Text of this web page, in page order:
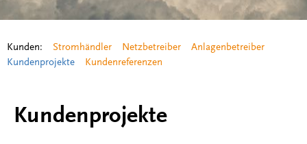
Kunden: Stromhändler Netzbetreiber
Anlagenbetreiber
Kundenprojekte
Kundenreferenzen
Kundenprojekte